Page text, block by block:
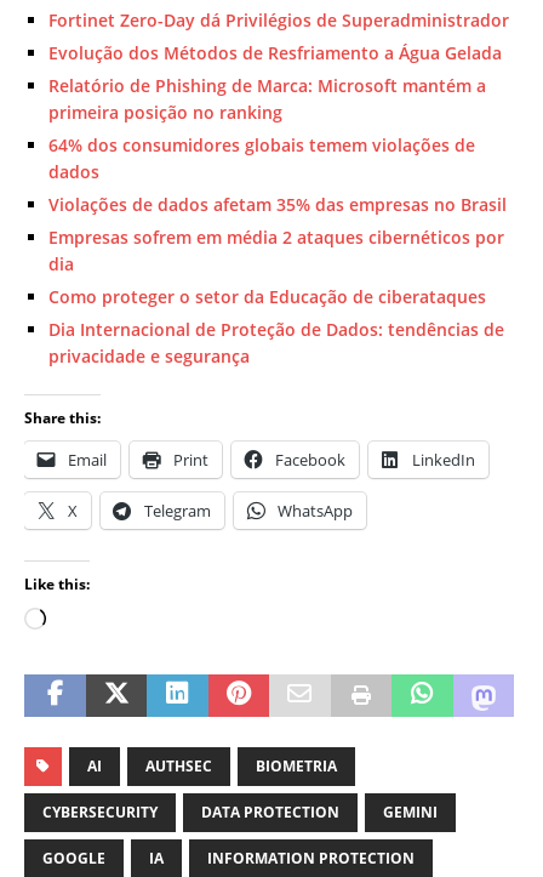
Fortinet Zero-Day dá Privilégios de Superadministrador
Evolução dos Métodos de Resfriamento a Água Gelada
Relatório de Phishing de Marca: Microsoft mantém a
primeira posição no ranking
64% dos consumidores globais temem violações de
dados
Violações de dados afetam 35% das empresas no Brasil
Empresas sofrem em média 2 ataques cibernéticos por
dia
Como proteger o setor da Educação de ciberataques
Dia Internacional de Proteção de Dados: tendências de
privacidade e segurança
Share this:
Email Print Facebook LinkedIn
X Telegram WhatsApp
Like this:
AI AUTHSEC BIOMETRIA
CYBERSECURITY DATA PROTECTION GEMINI
GOOGLE IA INFORMATION PROTECTION